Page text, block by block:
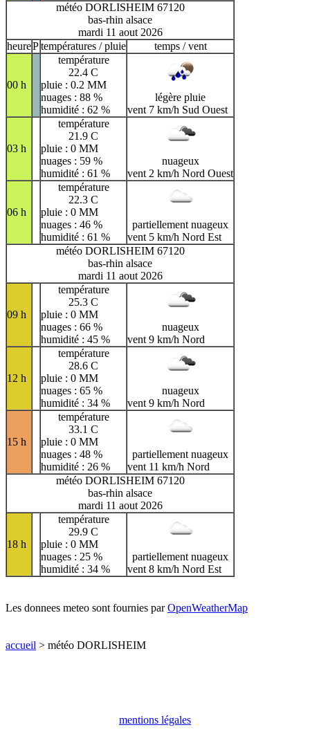
météo DORLISHEIM 67120
bas-rhin alsace
mardi 11 aout 2026
heurePtempératures / pluie temps / vent
00 h
température
22.4 C
pluie : 0.2 MM
nuages : 88 %
humidité : 62 %
légère pluie
vent 7 km/h Sud Ouest
03 h
température
21.9 C
pluie : 0 MM
nuages : 59 %
humidité : 61 %
nuageux
vent 2 km/h Nord Ouest
06 h
température
22.3 C
pluie : 0 MM
nuages : 46 %
humidité : 61 %
partiellement nuageux
vent 5 km/h Nord Est
météo DORLISHEIM 67120
bas-rhin alsace
mardi 11 aout 2026
09 h
température
25.3 C
pluie : 0 MM
nuages : 66 %
humidité : 45 %
nuageux
vent 9 km/h Nord
12 h
température
28.6 C
pluie : 0 MM
nuages : 65 %
humidité : 34 %
nuageux
vent 9 km/h Nord
15 h
température
33.1 C
pluie : 0 MM
nuages : 48 %
humidité : 26 %
partiellement nuageux
vent 11 km/h Nord
météo DORLISHEIM 67120
bas-rhin alsace
mardi 11 aout 2026
18 h
température
29.9 C
pluie : 0 MM
nuages : 25 %
humidité : 34 %
partiellement nuageux
vent 8 km/h Nord Est
Les donnees meteo sont fournies parOpenWeatherMap
accueil > météo DORLISHEIM
mentions légales